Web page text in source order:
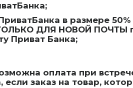
в размере
ДЛЯ НОВОЙ ПОЧТЫ
Приват Банка;
оплата при
заказ на товар,